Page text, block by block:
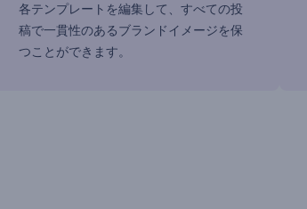
各テンプレートを編集して、すべての投
稿で一貫性のあるブランドイメージを保
つことができます。